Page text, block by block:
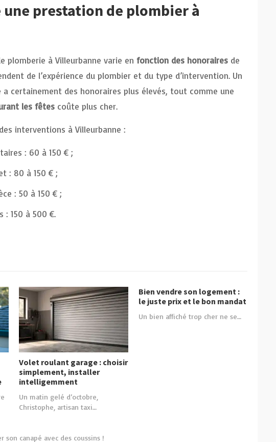
une prestation de plombier à
plomberie à Villeurbanne varie en fonction des honoraires de
de l’expérience du plombier et du type d’intervention. Un
certainement des honoraires plus élevés, tout comme une
les fêtes coûte plus cher.
interventions à Villeurbanne :
: 60 à 150 € ;
: 80 à 150 € ;
: 50 à 150 € ;
: 150 à 500 €.
Volet roulant garage : choisir
simplement, installer
intelligemment
Un matin gelé d’octobre,
Christophe, artisan taxi…
Bien vendre son logement :
le juste prix et le bon mandat
Un bien affiché trop cher ne se…
son canapé avec des coussins !